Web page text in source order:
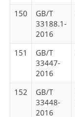
150
GB/T
33188.1-
2016
151
GB/T
33447-
2016
152
GB/T
33448-
2016